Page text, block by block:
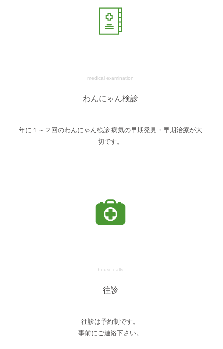
medical examination
わんにゃん検診
年に１～２回のわんにゃん検診 病気の早期発見・早期治療が大
切です。
house calls
往診
往診は予約制です。
事前にご連絡下さい。